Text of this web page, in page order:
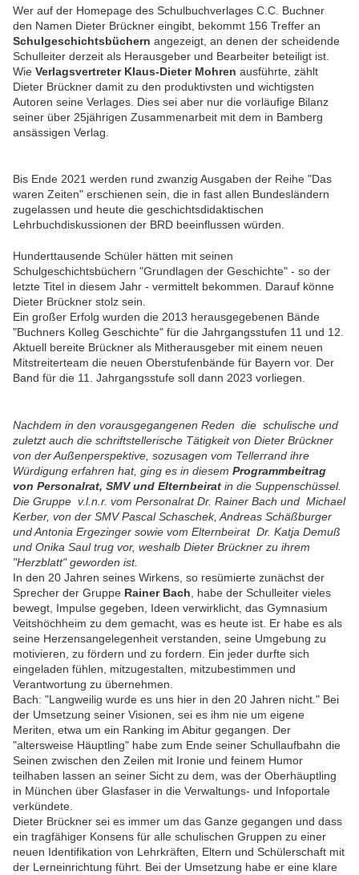
Wer auf der Homepage des Schulbuchverlages C.C. Buchner
den Namen Dieter Brückner eingibt, bekommt 156 Treffer an
Schulgeschichtsbüchern angezeigt, an denen der scheidende
Schulleiter derzeit als Herausgeber und Bearbeiter beteiligt ist.
Wie Verlagsvertreter Klaus-Dieter Mohren ausführte, zählt
Dieter Brückner damit zu den produktivsten und wichtigsten
Autoren seine Verlages. Dies sei aber nur die vorläufige Bilanz
seiner über 25jährigen Zusammenarbeit mit dem in Bamberg
ansässigen Verlag.
Bis Ende 2021 werden rund zwanzig Ausgaben der Reihe "Das
waren Zeiten" erschienen sein, die in fast allen Bundesländern
zugelassen und heute die geschichtsdidaktischen
Lehrbuchdiskussionen der BRD beeinflussen würden.
Hunderttausende Schüler hätten mit seinen
Schulgeschichtsbüchern "Grundlagen der Geschichte" - so der
letzte Titel in diesem Jahr - vermittelt bekommen. Darauf könne
Dieter Brückner stolz sein.
Ein großer Erfolg wurden die 2013 herausgegebenen Bände
"Buchners Kolleg Geschichte" für die Jahrgangsstufen 11 und 12.
Aktuell bereite Brückner als Mitherausgeber mit einem neuen
Mitstreiterteam die neuen Oberstufenbände für Bayern vor. Der
Band für die 11. Jahrgangsstufe soll dann 2023 vorliegen.
Nachdem in den vorausgegangenen Reden die schulische und
zuletzt auch die schriftstellerische Tätigkeit von Dieter Brückner
von der Außenperspektive, sozusagen vom Tellerrand ihre
Würdigung erfahren hat, ging es in diesem Programmbeitrag
von Personalrat, SMV und Elternbeirat in die Suppenschüssel.
Die Gruppe v.l.n.r. vom Personalrat Dr. Rainer Bach und Michael
Kerber, von der SMV Pascal Schaschek, Andreas Schäßburger
und Antonia Ergezinger sowie vom Elternbeirat Dr. Katja Demuß
und Onika Saul trug vor, weshalb Dieter Brückner zu ihrem
"Herzblatt" geworden ist.
In den 20 Jahren seines Wirkens, so resümierte zunächst der
Sprecher der Gruppe Rainer Bach , habe der Schulleiter vieles
bewegt, Impulse gegeben, Ideen verwirklicht, das Gymnasium
Veitshöchheim zu dem gemacht, was es heute ist. Er habe es als
seine Herzensangelegenheit verstanden, seine Umgebung zu
motivieren, zu fördern und zu fordern. Ein jeder durfte sich
eingeladen fühlen, mitzugestalten, mitzubestimmen und
Verantwortung zu übernehmen.
Bach: "Langweilig wurde es uns hier in den 20 Jahren nicht." Bei
der Umsetzung seiner Visionen, sei es ihm nie um eigene
Meriten, etwa um ein Ranking im Abitur gegangen. Der
"altersweise Häuptling" habe zum Ende seiner Schullaufbahn die
Seinen zwischen den Zeilen mit Ironie und feinem Humor
teilhaben lassen an seiner Sicht zu dem, was der Oberhäuptling
in München über Glasfaser in die Verwaltungs- und Infoportale
verkündete.
Dieter Brückner sei es immer um das Ganze gegangen und dass
ein tragfähiger Konsens für alle schulischen Gruppen zu einer
neuen Identifikation von Lehrkräften, Eltern und Schülerschaft mit
der Lerneinrichtung führt. Bei der Umsetzung habe er eine klare